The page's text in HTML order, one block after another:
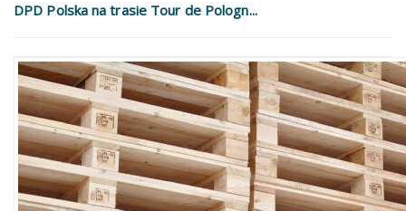
DPD Polska na trasie Tour de Pologn...